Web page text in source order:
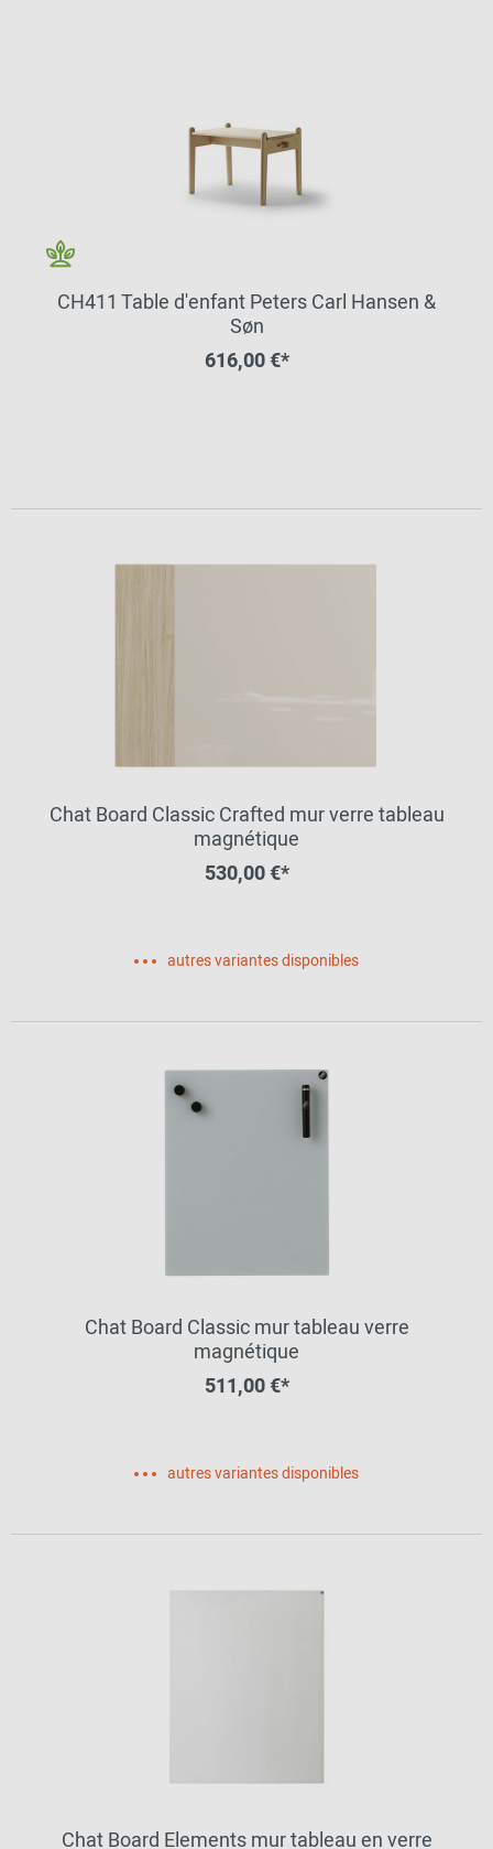
CH411 Table d'enfant Peters Carl Hansen &
Søn
616,00 €*
Chat Board Classic Crafted mur verre tableau
magnétique
530,00 €*
autres variantes disponibles
Chat Board Classic mur tableau verre
magnétique
511,00 €*
autres variantes disponibles
Chat Board Elements mur tableau en verre